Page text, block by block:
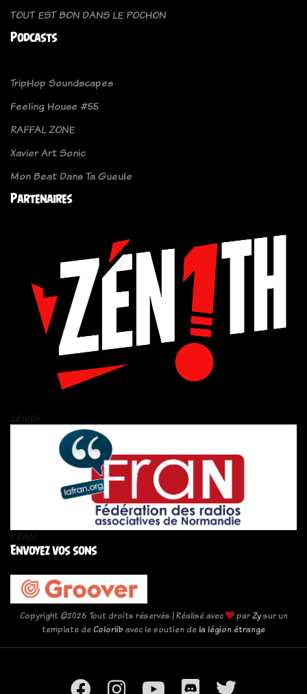
TOUT EST BON DANS LE POCHON
Podcasts
TripHop Soundscapes
Feeling House #55
RAFFAL ZONE
Xavier Art Sonic
Mon Beat Dans Ta Gueule
Partenaires
Envoyez vos sons
Copyright ©2026 Tout droits réservés | Réalisé avec parZysur un
template deColorlibavec le soutien de la légion étrange